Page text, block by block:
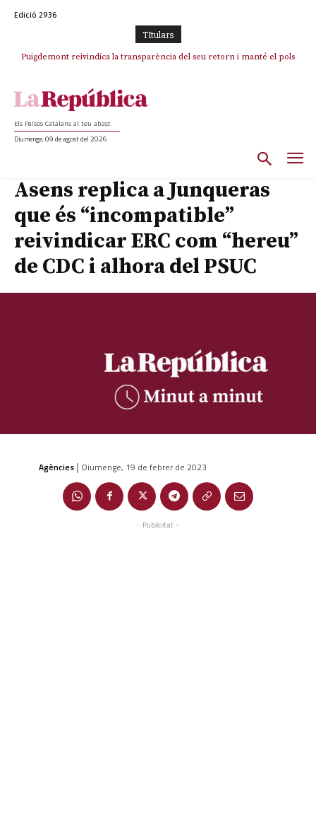
Edició 2936
TItulars
Puigdemont reivindica la transparència del seu retorn i manté el pols
Portugal acusa Espanya de provocar un “efecte crida” massiu per la seva
Els Països Catalans al teu abast
Diumenge, 09 de agost del 2026
Asens replica a Junqueras
que és “incompatible”
reivindicar ERC com “hereu”
de CDC i alhora del PSUC
Agències | Diumenge, 19 de febrer de 2023
- Publicitat -